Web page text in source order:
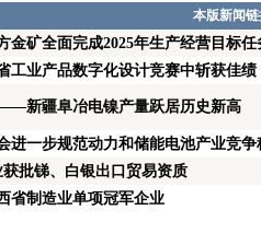
本版新闻
金矿全面完成2025年生产经营目标任
工业产品数字化设计竞赛中斩获佳绩
新疆阜冶电镍产量跃居历史新高
进一步规范动力和储能电池产业竞争
批锑、白银出口贸易资质
省制造业单项冠军企业